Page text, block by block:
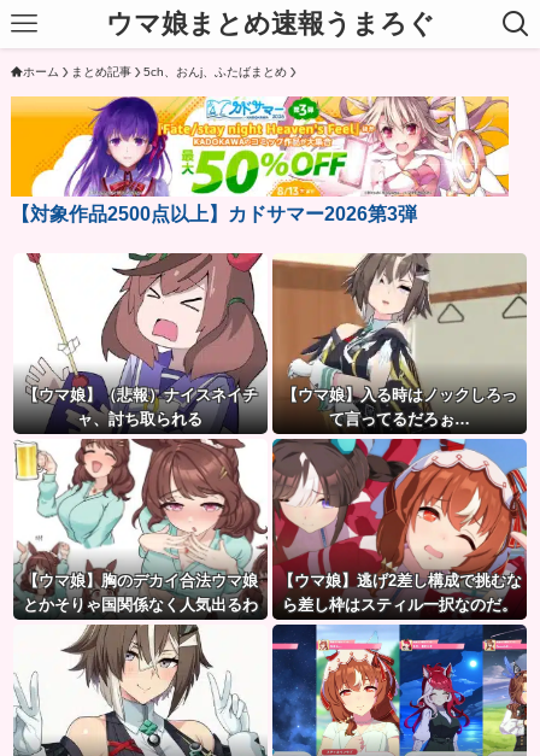
ウマ娘まとめ速報うまろぐ
ホーム まとめ記事 5ch、おんj、ふたばまとめ
【対象作品2500点以上】カドサマー2026第3弾
【ウマ娘】（悲報）ナイスネイチ
ャ、討ち取られる
【ウマ娘】入る時はノックしろっ
て言ってるだろぉ…
【ウマ娘】胸のデカイ合法ウマ娘
とかそりゃ国関係なく人気出るわ
な
【ウマ娘】逃げ2差し構成で挑むな
ら差し枠はスティル一択なのだ。